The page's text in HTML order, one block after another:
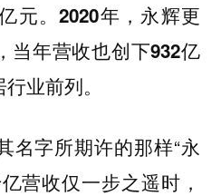
元。2020年，永辉更
当年营收也创下932亿
业前列。
名字所期许的那样“永
营收仅一步之遥时，